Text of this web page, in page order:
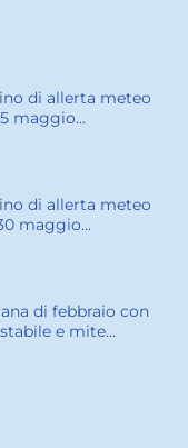
di allerta meteo
maggio...
di allerta meteo
maggio...
di febbraio con
e mite...